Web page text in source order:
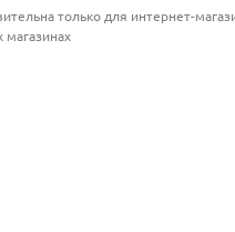
только для интернет-
магазинах